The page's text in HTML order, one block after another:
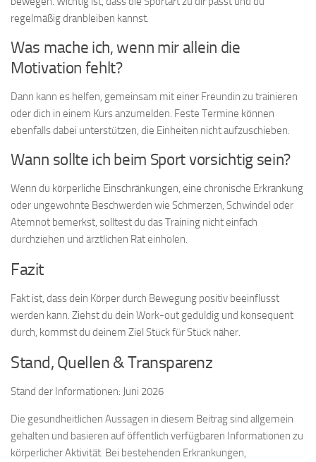
regelmäßig dranbleiben kannst.
Was mache ich, wenn mir allein die
Motivation fehlt?
Dann kann es helfen, gemeinsam mit einer Freundin zu trainieren
oder dich in einem Kurs anzumelden. Feste Termine können
ebenfalls dabei unterstützen, die Einheiten nicht aufzuschieben.
Wann sollte ich beim Sport vorsichtig sein?
Wenn du körperliche Einschränkungen, eine chronische Erkrankung
oder ungewohnte Beschwerden wie Schmerzen, Schwindel oder
Atemnot bemerkst, solltest du das Training nicht einfach
durchziehen und ärztlichen Rat einholen.
Fazit
Fakt ist, dass dein Körper durch Bewegung positiv beeinflusst
werden kann. Ziehst du dein Work-out geduldig und konsequent
durch, kommst du deinem Ziel Stück für Stück näher.
Stand, Quellen & Transparenz
Stand der Informationen: Juni 2026
Die gesundheitlichen Aussagen in diesem Beitrag sind allgemein
gehalten und basieren auf öffentlich verfügbaren Informationen zu
körperlicher Aktivität. Bei bestehenden Erkrankungen,